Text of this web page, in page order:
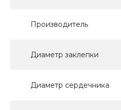
Производитель
Диаметр заклепки
Диаметр сердечника